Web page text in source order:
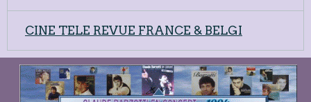
CINE TELE REVUE FRANCE & BELGI